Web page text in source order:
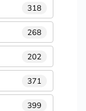
318
268
202
371
399